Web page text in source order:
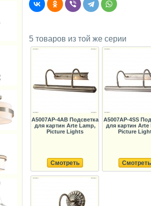
5 товаров из той же серии
A5007AP-4AB Подсветка
для картин Arte Lamp,
Picture Lights
Смотреть
A5007AP-4SS
для картин Arte
Picture
Смотреть